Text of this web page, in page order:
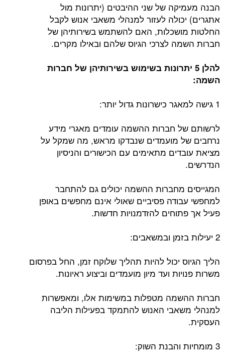
הבנה מעמיקה של שני ההיבטים (יתרונות מול
אתגרים) יכולה לעזור למנהלי משאבי אנוש לקבל
החלטות מושכלות, האם להשתמש בשירותיהן של
חברות השמה לצרכי הגיוס שלהם ובאילו מקרים.
להלן 5 יתרונות בשימוש בשירותיהן של חברות
השמה:
1 גישה למאגר כישרונות גדול יותר:
לרשותם של חברות ההשמה עומדים מאגרי מידע
נרחבים של מועמדים שנבדקו מראש, מה שמקל על
מציאת עובדים מתאימים עם הכישורים והניסיון
הנדרשים.
המגייסים מחברות ההשמה יכולים גם להתחבר
למחפשי עבודה פסיביים שאולי אינם מחפשים באופן
פעיל אך פתוחים להזדמנויות חדשות.
2 יעילות בזמן ובמשאבים:
הליך הגיוס יכול להיות תהליך שלוקח זמן, החל בפרסום
משרות פנויות ועד מיון מועמדים וביצוע ראיונות.
חברות ההשמה מטפלות במשימות אלו, ומאפשרות
למנהלי משאבי האנוש להתמקד בפעילות הליבה
העסקית.
3 מומחיות והבנת השוק: